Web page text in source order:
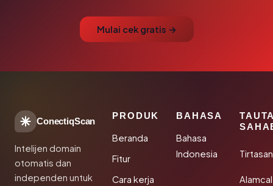
Mulai cek gratis →
ConectiqScan
Intelijen domain
otomatis dan
independen untuk
PRODUK
Beranda
Fitur
Cara kerja
BAHASA
Bahasa
Indonesia